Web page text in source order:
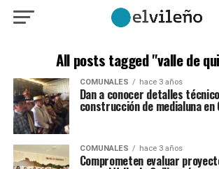
All posts tagged "valle de
COMUNALES hace 3 años
Dan a conocer detalles
construcción de medialuna en
COMUNALES hace 3 años
Comprometen evaluar